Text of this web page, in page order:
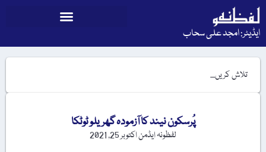
ایڈیٹر: امجد علی سحاب
پُرسکون نیند کا آزمودہ گھریلو ٹوٹکا
لفظونہ ایڈمناکتوبر 25, 2021